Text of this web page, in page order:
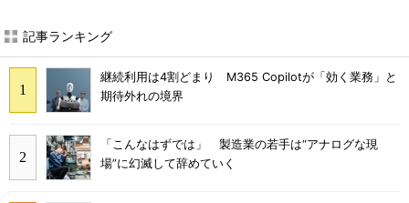
記事ランキング
継続利用は4割どまり M365 Copilotが「効く業務」と
期待外れの境界
「こんなはずでは」 製造業の若手は“アナログな現
場”に幻滅して辞めていく